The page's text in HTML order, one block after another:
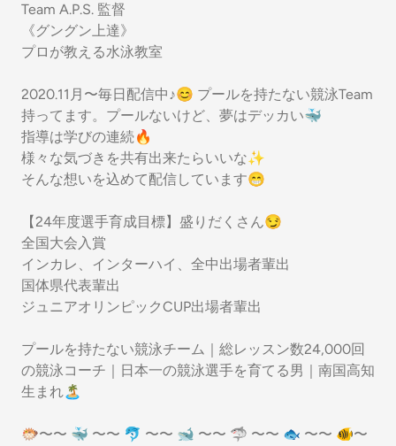
Team A.P.S. 監督
《グングン上達》
プロが教える水泳教室
2020.11月〜毎日配信中♪😊 プールを持たない競泳Team
持ってます。プールないけど、夢はデッカい🐳
指導は学びの連続🔥
様々な気づきを共有出来たらいいな✨
そんな想いを込めて配信しています😁
【24年度選手育成目標】盛りだくさん😏
全国大会入賞
インカレ、インターハイ、全中出場者輩出
国体県代表輩出
ジュニアオリンピックCUP出場者輩出
プールを持たない競泳チーム｜総レッスン数24,000回
の競泳コーチ｜日本一の競泳選手を育てる男｜南国高知
生まれ🏝
🐡〜〜 🐳 〜〜 🐬 〜〜 🐋 〜〜 🦈 〜〜 🐟 〜〜 🐠〜